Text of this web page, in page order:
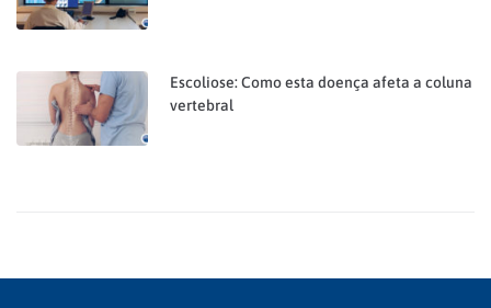
Escoliose: Como esta doença afeta a coluna
vertebral